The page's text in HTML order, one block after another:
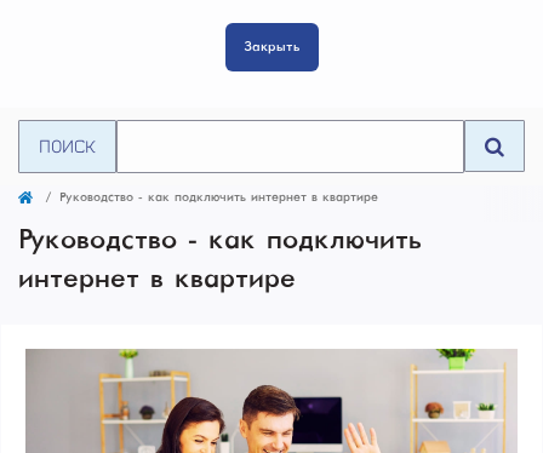
Закрыть
ПОИСК
Руководство - как подключить интернет в квартире
Руководство - как подключить
интернет в квартире